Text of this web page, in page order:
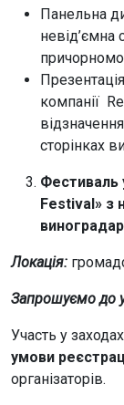
Панельна
компанії
сторінках
Фестиваль
Festival» з
Локація:
Запрошуємо до
Участь у
умови
організаторів.